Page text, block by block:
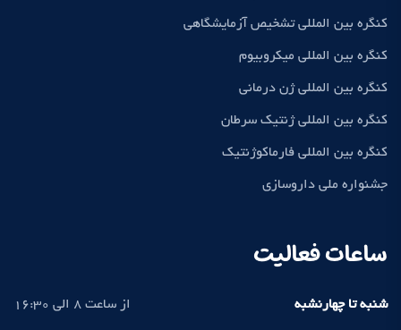
کنگره بین المللی تشخیص آزمایشگاهی
کنگره بین المللی میکروبیوم
کنگره بین المللی ژن درمانی
کنگره بین المللی ژنتیک سرطان
کنگره بین المللی فارماکوژنتیک
جشنواره ملی داروسازی
ساعات فعالیت
شنبه تا چهارنشبه از ساعت 8 الی 16:30